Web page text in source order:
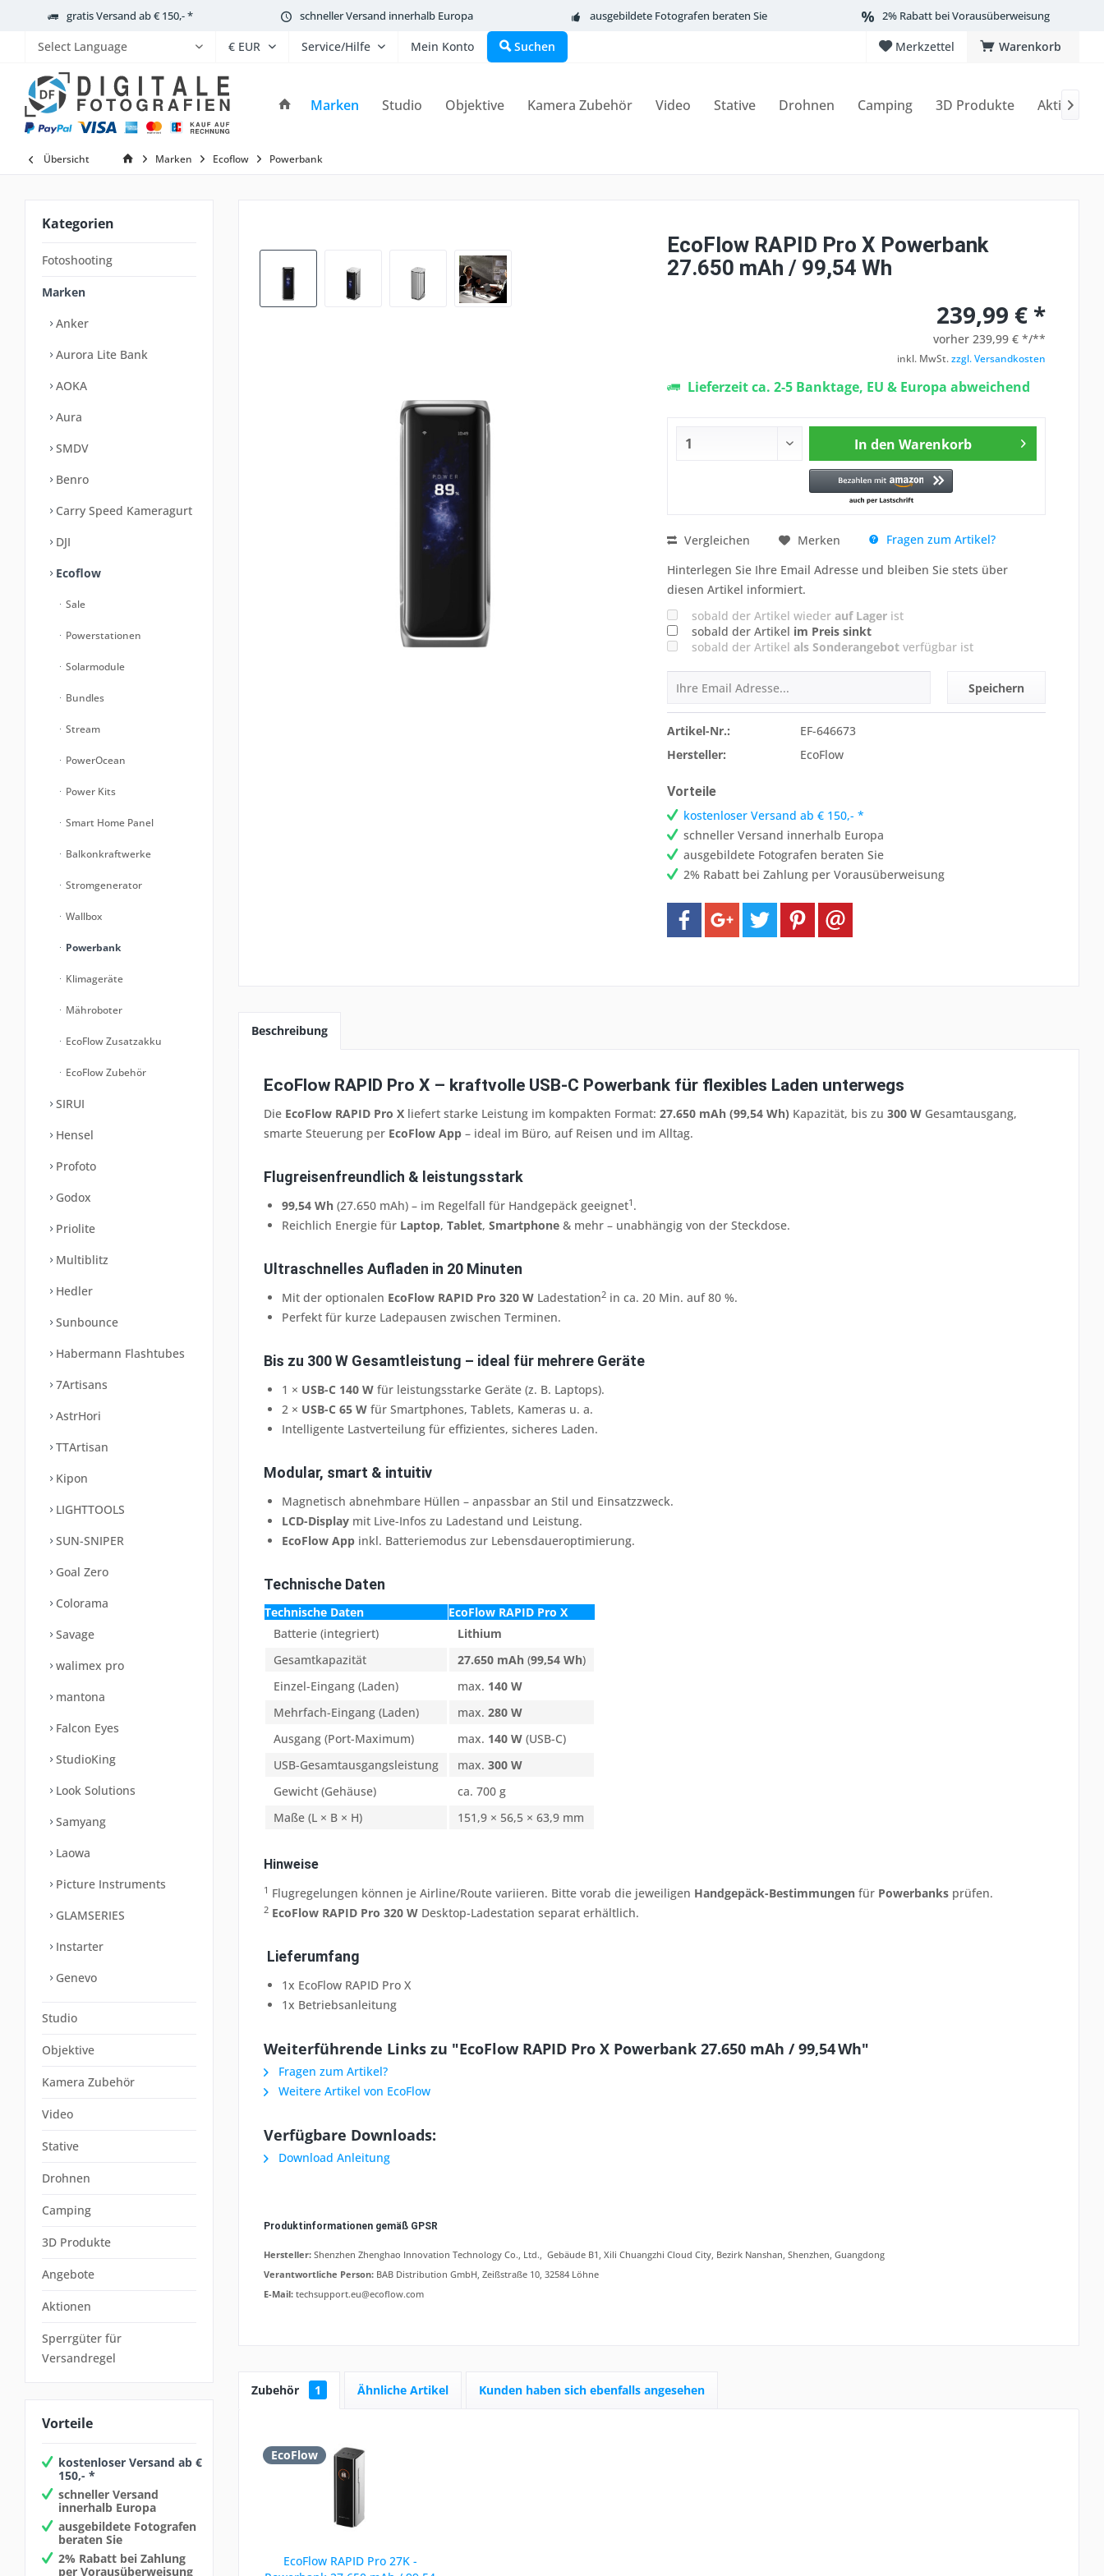
gratis Versand ab € 150,- * schneller Versand innerhalb Europa ausgebildete Fotografen beraten Sie 2% Rabatt bei Vorausüberweisung
Powered by
Warenkorb
Merkzettel
Service/Hilfe Mein Konto Suchen
Marken Studio Objektive Kamera Zubehör Video Stative Drohnen Camping 3D Produkte Aktionen

Übersicht Marken Ecoflow Powerbank
Kategorien
Fotoshooting
Marken
Anker
Aurora Lite Bank
AOKA
Aura
SMDV
Benro
Carry Speed Kameragurt
DJI
Ecoflow
Sale
Powerstationen
Solarmodule
Bundles
Stream
PowerOcean
Power Kits
Smart Home Panel
Balkonkraftwerke
Stromgenerator
Wallbox
Powerbank
Klimageräte
Mähroboter
EcoFlow Zusatzakku
EcoFlow Zubehör
SIRUI
Hensel
Profoto
Godox
Priolite
Multiblitz
Hedler
Sunbounce
Habermann Flashtubes
7Artisans
AstrHori
TTArtisan
Kipon
LIGHTTOOLS
SUN-SNIPER
Goal Zero
Colorama
Savage
walimex pro
mantona
Falcon Eyes
StudioKing
Look Solutions
Samyang
Laowa
Picture Instruments
GLAMSERIES
Instarter
Genevo
Studio
Objektive
Kamera Zubehör
Video
Stative
Drohnen
Camping
3D Produkte
Angebote
Aktionen
Sperrgüter für
Versandregel
Vorteile
kostenloser Versand ab €
150,- *
schneller Versand
innerhalb Europa
ausgebildete Fotografen
beraten Sie
2% Rabatt bei Zahlung
per Vorausüberweisung
EcoFlow RAPID Pro X Powerbank
27.650 mAh / 99,54 Wh
239,99 € *
vorher239,99 € */**
inkl. MwSt.zzgl. Versandkosten
Lieferzeit ca. 2-5 Banktage, EU & Europa abweichend
In den Warenkorb
Vergleichen Merken
Fragen zum Artikel?
Hinterlegen Sie Ihre Email Adresse und bleiben Sie stets über
diesen Artikel informiert.
sobald der Artikel wieder auf Lagerist
sobald der Artikel im Preis sinkt
sobald der Artikel als Sonderangebotverfügbar ist
Speichern
Artikel-Nr.:
EF-646673
Hersteller:
EcoFlow
Vorteile
kostenloser Versand ab € 150,- *
schneller Versand innerhalb Europa
ausgebildete Fotografen beraten Sie
2% Rabatt bei Zahlung per Vorausüberweisung
Beschreibung
EcoFlow RAPID Pro X – kraftvolle USB-C Powerbank für flexibles Laden unterwegs
Die EcoFlow RAPID Pro X liefert starke Leistung im kompakten Format: 27.650 mAh (99,54 Wh) Kapazität, bis zu 300 W Gesamtausgang,
smarte Steuerung per EcoFlow App – ideal im Büro, auf Reisen und im Alltag.
Flugreisenfreundlich & leistungsstark
99,54 Wh (27.650 mAh) – im Regelfall für Handgepäck geeignet1 .
Reichlich Energie für Laptop, Tablet, Smartphone & mehr – unabhängig von der Steckdose.
Ultraschnelles Aufladen in 20 Minuten
Mit der optionalen EcoFlow RAPID Pro 320 W Ladestation2 in ca. 20 Min. auf 80 %.
Perfekt für kurze Ladepausen zwischen Terminen.
Bis zu 300 W Gesamtleistung – ideal für mehrere Geräte
1 × USB-C 140 W für leistungsstarke Geräte (z. B. Laptops).
2 × USB-C 65 W für Smartphones, Tablets, Kameras u. a.
Intelligente Lastverteilung für effizientes, sicheres Laden.
Modular, smart & intuitiv
Magnetisch abnehmbare Hüllen – anpassbar an Stil und Einsatzzweck.
LCD-Display mit Live-Infos zu Ladestand und Leistung.
EcoFlow App inkl. Batteriemodus zur Lebensdaueroptimierung.
Technische Daten
Technische Daten
EcoFlow RAPID Pro X
Batterie (integriert)
Lithium
Gesamtkapazität
27.650 mAh (99,54 Wh)
Einzel-Eingang (Laden)
max. 140 W
Mehrfach-Eingang (Laden)
max. 280 W
Ausgang (Port-Maximum)
max. 140 W (USB-C)
USB-Gesamtausgangsleistung
max. 300 W
Gewicht (Gehäuse)
ca. 700 g
Maße (L × B × H)
151,9 × 56,5 × 63,9 mm
Hinweise
1 Flugregelungen können je Airline/Route variieren. Bitte vorab die jeweiligen Handgepäck-Bestimmungen für Powerbanks prüfen.
2 EcoFlow RAPID Pro 320 W Desktop-Ladestation separat erhältlich.
Lieferumfang
1x EcoFlow RAPID Pro X
1x Betriebsanleitung
Weiterführende Links zu "EcoFlow RAPID Pro X Powerbank 27.650 mAh / 99,54 Wh"
Fragen zum Artikel?
Weitere Artikel von EcoFlow
Verfügbare Downloads:
Download Anleitung
Produktinformationen gemäß GPSR
Hersteller: Shenzhen Zhenghao Innovation Technology Co., Ltd., Gebäude B1, Xili Chuangzhi Cloud City, Bezirk Nanshan, Shenzhen, Guangdong
Verantwortliche Person: BAB Distribution GmbH, Zeißstraße 10, 32584 Löhne
E-Mail: techsupport.eu@ecoflow.com
Zubehör 1 Ähnliche Artikel Kunden haben sich ebenfalls angesehen
EcoFlow
EcoFlow RAPID Pro 27K -